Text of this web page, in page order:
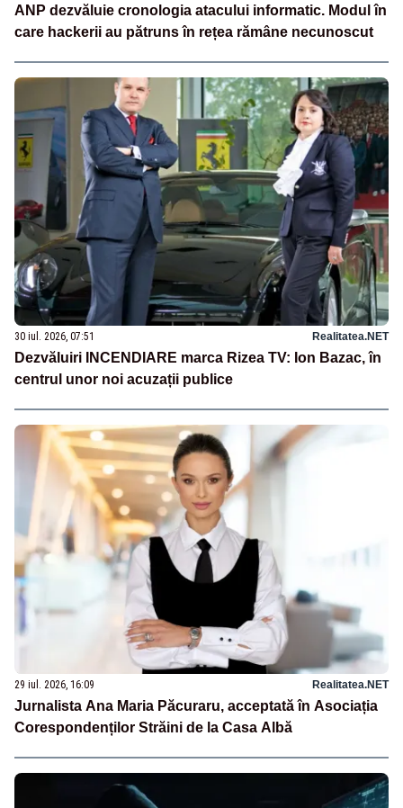
ANP dezvăluie cronologia atacului informatic. Modul în
care hackerii au pătruns în rețea rămâne necunoscut
30 iul. 2026, 07:51 Realitatea.NET
Dezvăluiri INCENDIARE marca Rizea TV: Ion Bazac, în
centrul unor noi acuzații publice
29 iul. 2026, 16:09 Realitatea.NET
Jurnalista Ana Maria Păcuraru, acceptată în Asociația
Corespondenților Străini de la Casa Albă